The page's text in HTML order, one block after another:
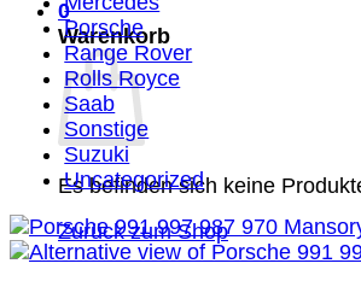
0
Warenkorb
Es befinden sich keine
Zurück zum Shop
Porsche
Range Rover
Rolls Royce
Saab
Sonstige
Suzuki
Uncategorized